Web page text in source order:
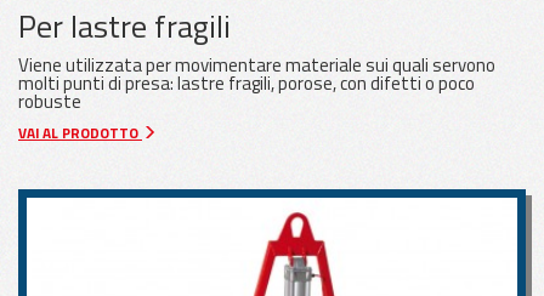
Per lastre fragili
Viene utilizzata per movimentare materiale sui quali servono
molti punti di presa: lastre fragili, porose, con difetti o poco
robuste
VAI AL PRODOTTO